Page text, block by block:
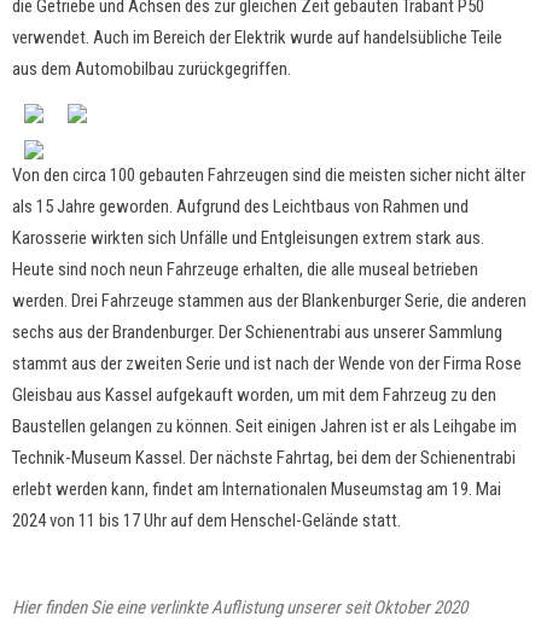
die Getriebe und Achsen des zur gleichen Zeit gebauten Trabant P50
verwendet. Auch im Bereich der Elektrik wurde auf handelsübliche Teile
aus dem Automobilbau zurückgegriffen.
Von den circa 100 gebauten Fahrzeugen sind die meisten sicher nicht älter
als 15 Jahre geworden. Aufgrund des Leichtbaus von Rahmen und
Karosserie wirkten sich Unfälle und Entgleisungen extrem stark aus.
Heute sind noch neun Fahrzeuge erhalten, die alle museal betrieben
werden. Drei Fahrzeuge stammen aus der Blankenburger Serie, die anderen
sechs aus der Brandenburger. Der Schienentrabi aus unserer Sammlung
stammt aus der zweiten Serie und ist nach der Wende von der Firma Rose
Gleisbau aus Kassel aufgekauft worden, um mit dem Fahrzeug zu den
Baustellen gelangen zu können. Seit einigen Jahren ist er als Leihgabe im
Technik-Museum Kassel. Der nächste Fahrtag, bei dem der Schienentrabi
erlebt werden kann, findet am Internationalen Museumstag am 19. Mai
2024 von 11 bis 17 Uhr auf dem Henschel-Gelände statt.
Hier finden Sie eine verlinkte Auflistung unserer seit Oktober 2020